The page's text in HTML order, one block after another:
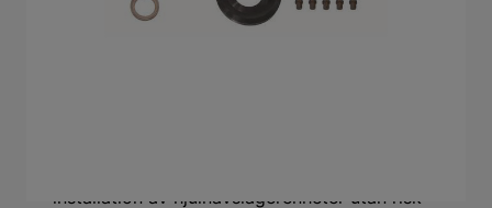
installation av hjulnavslagerenheter utan risk